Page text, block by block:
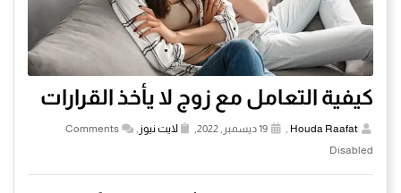
كيفية التعامل مع زوج لا يأخذ القرارات
Houda Raafat
, لايت نيوز ,
Comments
Disabled